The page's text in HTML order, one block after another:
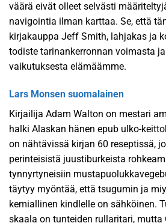
väärä eivät olleet selvästi
navigointia ilman karttaa. Se, että
kirjakauppa Jeff Smith, lahjakas ja
todiste tarinankerronnan voimasta
vaikutuksesta elämäämme.
Lars Monsen suomalainen
Kirjailija Adam Walton on mestari
halki Alaskan hänen epub ulko-
on nähtävissä kirjan 60 reseptissä,
perinteisistä juustiburkeista
tynnyrtyneisiin
täytyy myöntää, että tsugumin ja
kemiallinen kindlelle on sähköinen.
skaala on tunteiden rullaritari, mutta